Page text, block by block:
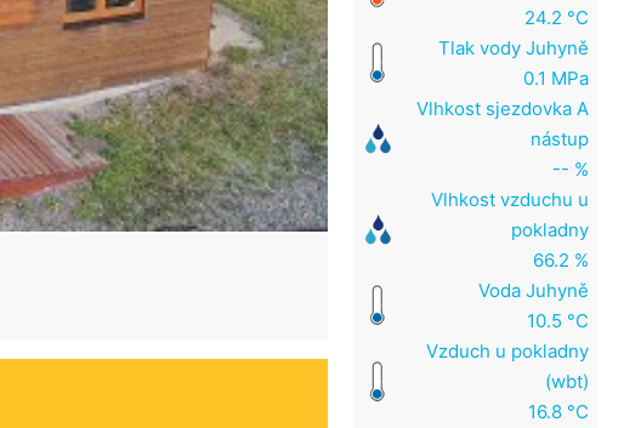
24.2 °C
Tlak vody Juhyně
0.1 MPa
Vlhkost sjezdovka A
nástup
-- %
Vlhkost vzduchu u
pokladny
66.2 %
Voda Juhyně
10.5 °C
Vzduch u pokladny
(wbt)
16.8 °C